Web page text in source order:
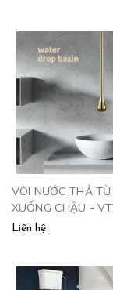
VÒI NƯỚC THẢ TỪ
XUỐNG CHẬU -
Liên hệ